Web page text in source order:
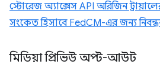
স্টোরেজ অ্যাক্সেস API অরিজিন
সংকেত হিসাবে FedCM-এর জন্য
মিডিয়া প্রিভিউ অপ্ট-আউট